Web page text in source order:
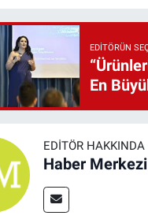
EDITÖRÜN
En
EDITÖR HAKKINDA
Haber Merkezi